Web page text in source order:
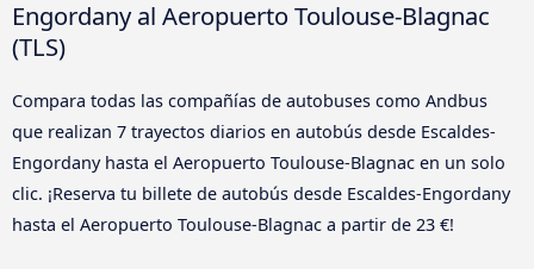
Engordany al Aeropuerto Toulouse-Blagnac
(TLS)
Compara todas las compañías de autobuses como Andbus
que realizan 7 trayectos diarios en autobús desde Escaldes-
Engordany hasta el Aeropuerto Toulouse-Blagnac en un solo
clic. ¡Reserva tu billete de autobús desde Escaldes-Engordany
hasta el Aeropuerto Toulouse-Blagnac a partir de 23 €!